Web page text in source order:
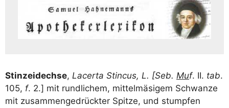
Stin­z­ei­dech­se, Lacer­ta Stin­cus, L. [Seb. Muf. II. tab.
105, f. 2.] mit rund­li­chem, mit­tel­mä­si­gem Schwan­ze
mit zusam­men­ge­drück­ter Spit­ze, und stump­fen